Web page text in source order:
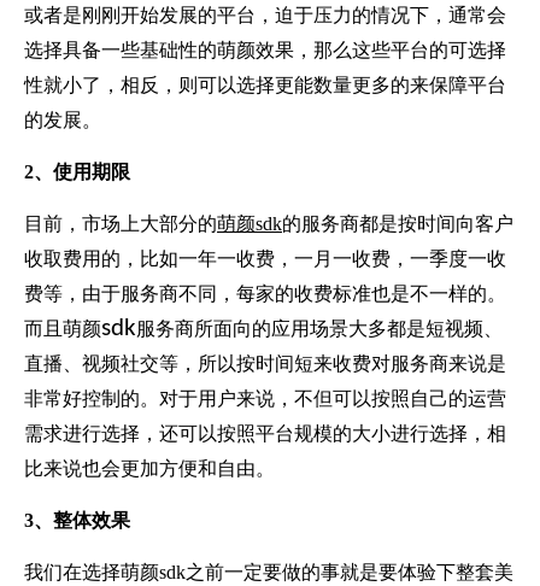
或者是刚刚开始发展的平台，迫于压力的情况下，通常会
选择具备一些基础性的萌颜效果，那么这些平台的可选择
性就小了，相反，则可以选择更能数量更多的来保障平台
的发展。
2、使用期限
目前，市场上大部分的萌颜sdk的服务商都是按时间向客户
收取费用的，比如一年一收费，一月一收费，一季度一收
费等，由于服务商不同，每家的收费标准也是不一样的。
而且萌颜sdk服务商所面向的应用场景大多都是短视频、
直播、视频社交等，所以按时间短来收费对服务商来说是
非常好控制的。对于用户来说，不但可以按照自己的运营
需求进行选择，还可以按照平台规模的大小进行选择，相
比来说也会更加方便和自由。
3、整体效果
我们在选择萌颜sdk之前一定要做的事就是要体验下整套美